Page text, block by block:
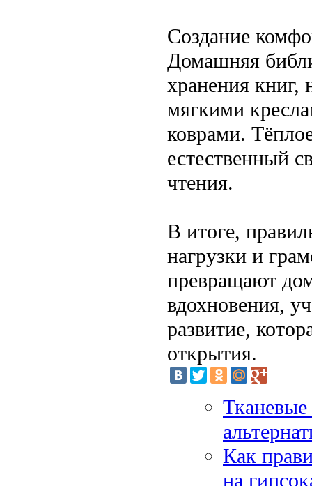
Создание
Домашняя
хранения книг,
мягкими
коврами.
естественный
чтения.
В итоге,
нагрузки и
превращают
вдохновения,
развитие,
открытия.
Тканевые
Как
на